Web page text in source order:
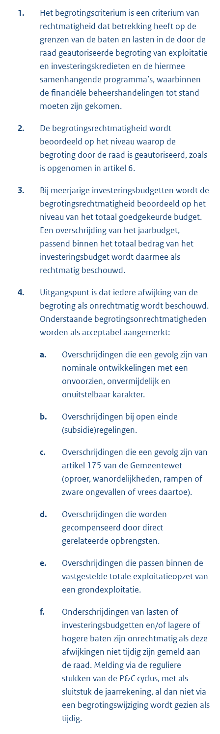
1.
Het begrotingscriterium is een criterium van
rechtmatigheid dat betrekking heeft op de
grenzen van de baten en lasten in de door de
raad geautoriseerde begroting van exploitatie
en investeringskredieten en de hiermee
samenhangende programma’s, waarbinnen
de financiële beheershandelingen tot stand
moeten zijn gekomen.
2.
De begrotingsrechtmatigheid wordt
beoordeeld op het niveau waarop de
begroting door de raad is geautoriseerd, zoals
is opgenomen in artikel 6.
3.
Bij meerjarige investeringsbudgetten wordt de
begrotingsrechtmatigheid beoordeeld op het
niveau van het totaal goedgekeurde budget.
Een overschrijding van het jaarbudget,
passend binnen het totaal bedrag van het
investeringsbudget wordt daarmee als
rechtmatig beschouwd.
4.
Uitgangspunt is dat iedere afwijking van de
begroting als onrechtmatig wordt beschouwd.
Onderstaande begrotingsonrechtmatigheden
worden als acceptabel aangemerkt:
a.
Overschrijdingen die een gevolg zijn van
nominale ontwikkelingen met een
onvoorzien, onvermijdelijk en
onuitstelbaar karakter.
b.
Overschrijdingen bij open einde
(subsidie)regelingen.
c.
Overschrijdingen die een gevolg zijn van
artikel 175 van de Gemeentewet
(oproer, wanordelijkheden, rampen of
zware ongevallen of vrees daartoe).
d.
Overschrijdingen die worden
gecompenseerd door direct
gerelateerde opbrengsten.
e.
Overschrijdingen die passen binnen de
vastgestelde totale exploitatieopzet van
een grondexploitatie.
f.
Onderschrijdingen van lasten of
investeringsbudgetten en/of lagere of
hogere baten zijn onrechtmatig als deze
afwijkingen niet tijdig zijn gemeld aan
de raad. Melding via de reguliere
stukken van de P&C cyclus, met als
sluitstuk de jaarrekening, al dan niet via
een begrotingswijziging wordt gezien als
tijdig.